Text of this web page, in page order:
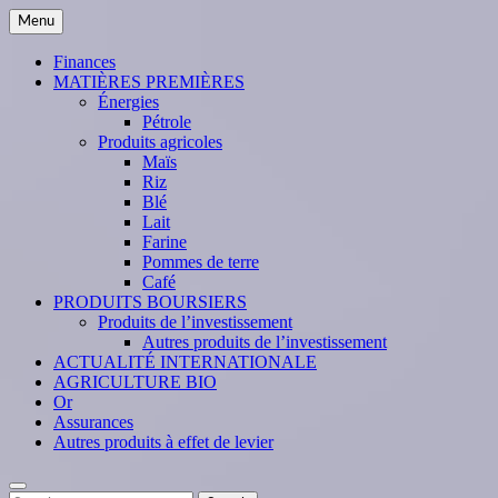
Skip
to
content
Menu
Finances
MATIÈRES PREMIÈRES
Énergies
Pétrole
Produits agricoles
Maïs
Riz
Blé
Lait
Farine
Pommes de terre
Café
PRODUITS BOURSIERS
Produits de l’investissement
Autres produits de l’investissement
ACTUALITÉ INTERNATIONALE
AGRICULTURE BIO
Or
Assurances
Autres produits à effet de levier
Search